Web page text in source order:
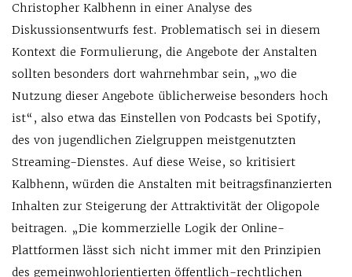
Christopher Kalbhenn in einer Analyse des
Diskussionsentwurfs fest. Problematisch sei in diesem
Kontext die Formulierung, die Angebote der Anstalten
sollten besonders dort wahrnehmbar sein, „wo die
Nutzung dieser Angebote üblicherweise besonders hoch
ist“, also etwa das Einstellen von Podcasts bei Spotify,
des von jugendlichen Zielgruppen meistgenutzten
Streaming-Dienstes. Auf diese Weise, so kritisiert
Kalbhenn, würden die Anstalten mit beitragsfinanzierten
Inhalten zur Steigerung der Attraktivität der Oligopole
beitragen. „Die kommerzielle Logik der Online-
Plattformen lässt sich nicht immer mit den Prinzipien
des gemeinwohlorientierten öffentlich-rechtlichen